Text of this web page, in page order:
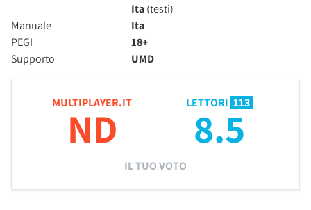
Ita(testi)
Manuale
Ita
PEGI
18+
Supporto
UMD
MULTIPLAYER.IT
ND
LETTORI 113
8.5
IL TUO VOTO